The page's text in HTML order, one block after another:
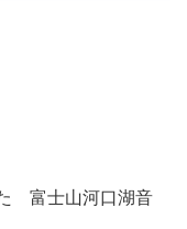
富士山河口湖音